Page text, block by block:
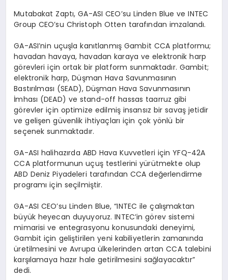
Mutabakat Zaptı, GA-ASI CEO’su Linden Blue ve INTEC
Group CEO’su Christoph Otten tarafından imzalandı.
GA-ASI’nin uçuşla kanıtlanmış Gambit CCA platformu;
havadan havaya, havadan karaya ve elektronik harp
görevleri için ortak bir platform sunmaktadır. Gambit;
elektronik harp, Düşman Hava Savunmasının
Bastırılması (SEAD), Düşman Hava Savunmasının
İmhası (DEAD) ve stand-off hassas taarruz gibi
görevler için optimize edilmiş insansız bir savaş jetidir
ve gelişen güvenlik ihtiyaçları için çok yönlü bir
seçenek sunmaktadır.
GA-ASI halihazırda ABD Hava Kuvvetleri için YFQ-42A
CCA platformunun uçuş testlerini yürütmekte olup
ABD Deniz Piyadeleri tarafından CCA değerlendirme
programı için seçilmiştir.
GA-ASI CEO’su Linden Blue, “INTEC ile çalışmaktan
büyük heyecan duyuyoruz. INTEC’in görev sistemi
mimarisi ve entegrasyonu konusundaki deneyimi,
Gambit için geliştirilen yeni kabiliyetlerin zamanında
üretilmesini ve Avrupa ülkelerinden artan CCA talebini
karşılamaya hazır hale getirilmesini sağlayacaktır”
dedi.